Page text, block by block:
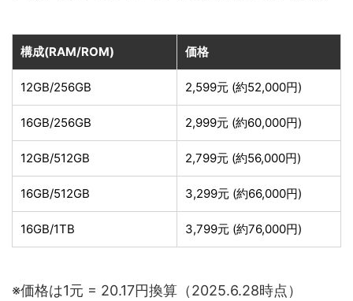
構成(RAM/ROM) 価格
12GB/256GB 2,599元 (約52,000円)
16GB/256GB 2,999元 (約60,000円)
12GB/512GB 2,799元 (約56,000円)
16GB/512GB 3,299元 (約66,000円)
16GB/1TB 3,799元 (約76,000円)
※価格は1元 = 20.17円換算（2025.6.28時点）